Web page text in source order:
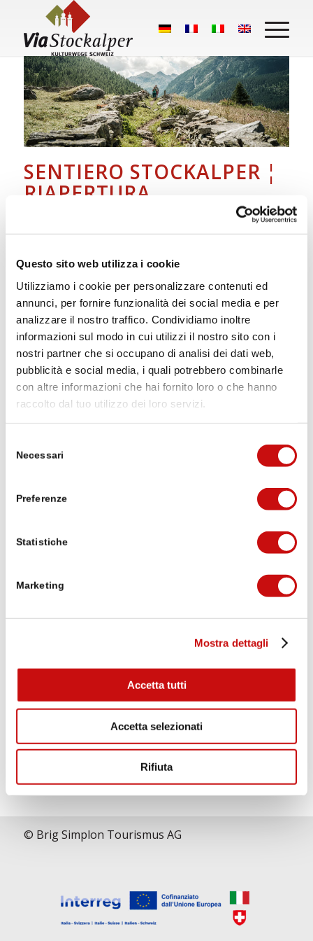
Questo sito web utilizza i cookie
Utilizziamo i cookie per personalizzare contenuti ed
annunci, per fornire funzionalità dei social media e per
analizzare il nostro traffico. Condividiamo inoltre
informazioni sul modo in cui utilizzi il nostro sito con i
nostri partner che si occupano di analisi dei dati web,
pubblicità e social media, i quali potrebbero combinarle
con altre informazioni che hai fornito loro o che hanno
raccolto dal tuo utilizzo dei loro servizi.
delNecessari
Preferenze
Statistiche
Marketing
Mostra dettagli
Accetta tutti
Accetta selezionati
Rifiuta
SENTIERO STOCKALPER ¦
RIAPERTURA
Da oggi (26 maggio 2026) il sentiero Stockalper
tra Brig e Gondo è nuovamente percorribile dopo
la chiusura invernale. A causa di uno smottamento
tra Schallberg e Mittubäch non è attualmente
transitabile e deve essere aggirato seguendo il
sentiero di fondo valle del Ganter. La deviazione è
segnalata in loco – ulteriori informazioni sulla
deviazione. Dal Passo del Sempione, il percorso sul
versante sud è percorribile senza interruzioni, sia
attraverso la gola di Gondo fino a Gondo, sia
lungo la variante Feerberg-Furggi-Zwischbergen.
A partire dal 1° giugno riaprirà con i consueti orari
Simplon, che quest’anno presenta, nell’ambito di
una mostra temporanea, opere contemporanee di
collezione d’arte del Comune di Naters.
Cosa dicono i nostri escursionisti:
© Brig Simplon Tourismus AG